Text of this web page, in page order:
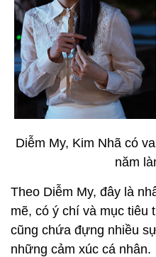
Diễm My, Kim Nhã có
năm
Theo Diễm My, đây là
mẽ, có ý chí và mục tiêu
cũng chứa đựng nhiều
những cảm xúc cá nhân.